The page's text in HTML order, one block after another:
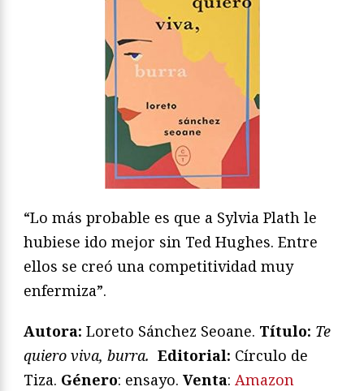
“Lo más probable es que a Sylvia Plath le
hubiese ido mejor sin Ted Hughes. Entre
ellos se creó una competitividad muy
enfermiza”.
Autora: Loreto Sánchez Seoane. Título: Te
quiero viva, burra. Editorial: Círculo de
Tiza. Género: ensayo. Venta: Amazon